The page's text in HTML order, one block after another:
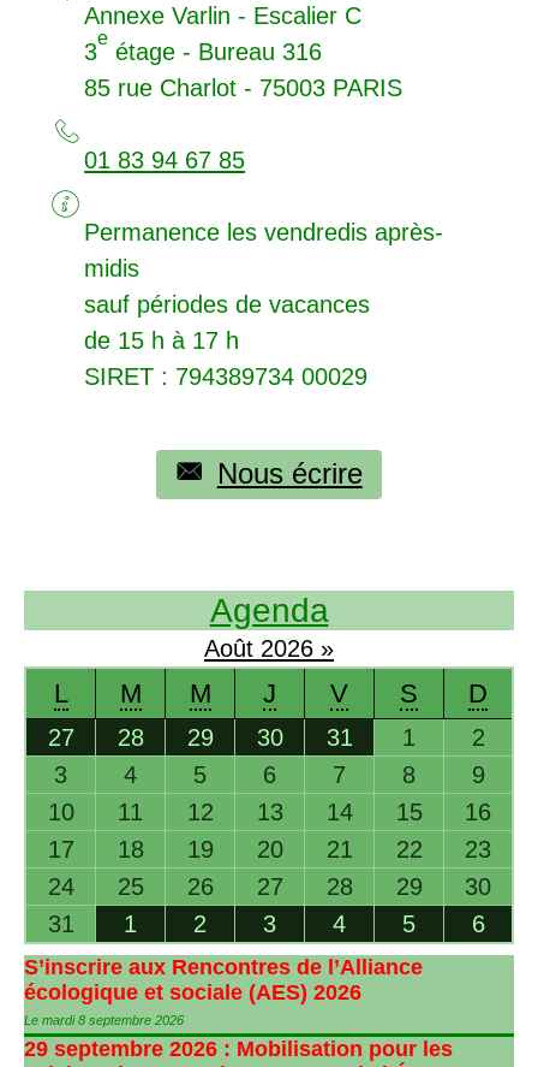
Annexe Varlin - Escalier C
3
e
étage - Bureau 316
85 rue Charlot - 75003 PARIS
01 83 94 67 85
Permanence les vendredis après-
midis
sauf périodes de vacances
de 15 h à 17 h
SIRET: 794389734 00029
Nous écrire
Agenda
Août 2026 »
L M M J V S D
27 28 29 30 31 1
2
3
4 5 6 7 8
9
10
11 12 13 14 15
16
17
18 19 20 21 22
23
24
25 26 27 28 29
30
31
1 2 3 4 5 6
S’inscrire aux Rencontres de l’Alliance
écologique et sociale (AES) 2026
Le mardi 8 septembre 2026
29 septembre 2026 : Mobilisation pour les